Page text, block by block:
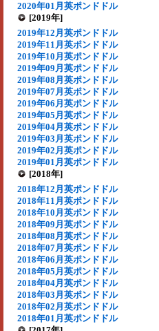
2020年01月英ポンドドル
[2019年]
2019年12月英ポンドドル
2019年11月英ポンドドル
2019年10月英ポンドドル
2019年09月英ポンドドル
2019年08月英ポンドドル
2019年07月英ポンドドル
2019年06月英ポンドドル
2019年05月英ポンドドル
2019年04月英ポンドドル
2019年03月英ポンドドル
2019年02月英ポンドドル
2019年01月英ポンドドル
[2018年]
2018年12月英ポンドドル
2018年11月英ポンドドル
2018年10月英ポンドドル
2018年09月英ポンドドル
2018年08月英ポンドドル
2018年07月英ポンドドル
2018年06月英ポンドドル
2018年05月英ポンドドル
2018年04月英ポンドドル
2018年03月英ポンドドル
2018年02月英ポンドドル
2018年01月英ポンドドル